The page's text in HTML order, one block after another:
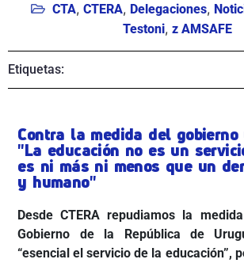
CTA, CTERA, Delegaciones,
Testoni, z AMSAFE
Etiquetas:
Contra la medida del gobierno
"La educación no es un
es ni más ni menos que un
y humano"
Desde CTERA repudiamos la
Gobierno de la República de
“esencial el servicio de la educación”,